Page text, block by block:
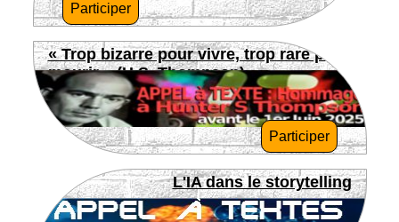
Participer
« Trop bizarre pour vivre, trop rare pour
mourir » (H.S. Thompson)
Participer
L'IA dans le storytelling